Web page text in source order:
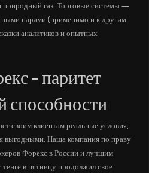
газ. Торговые системы —
парами (применимо и к другим
аналитиков и опытных
– паритет
способности
своим клиентам реальные условия,
выгодными. Наша компания по праву
Форекс в России и лучшим
в пятницу продолжил свое